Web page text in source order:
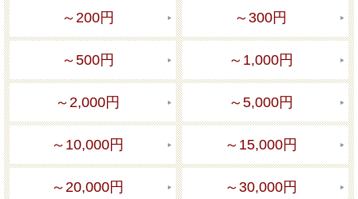
～200円 ～300円
～500円 ～1,000円
～2,000円 ～5,000円
～10,000円 ～15,000円
～20,000円 ～30,000円